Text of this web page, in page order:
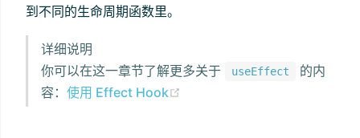
到不同的生命周期函数里。
详细说明
你可以在这一章节了解更多关于
useEffect
的内
容：使用 Effect Hook